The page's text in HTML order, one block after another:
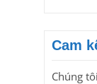
Cam
Chúng